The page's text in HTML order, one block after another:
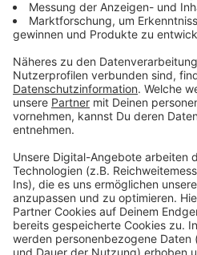
Du möchtest uns